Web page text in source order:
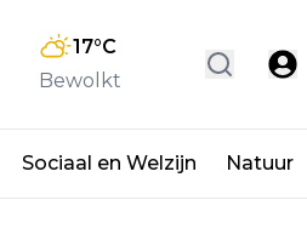
17°C
Bewolkt
Sociaal en Welzijn Natuur